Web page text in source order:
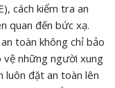
cách kiểm tra an
quan đến bức xạ.
toàn không chỉ bảo
vệ những người xung
luôn đặt an toàn lên